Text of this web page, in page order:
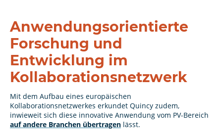
Anwendungsorientierte
Forschung und
Entwicklung im
Kollaborationsnetzwerk
Mit dem Aufbau eines europäischen
Kollaborationsnetzwerkes erkundet Quincy zudem,
inwieweit sich diese innovative Anwendung vom PV-Bereich
auf andere Branchen übertragen lässt.